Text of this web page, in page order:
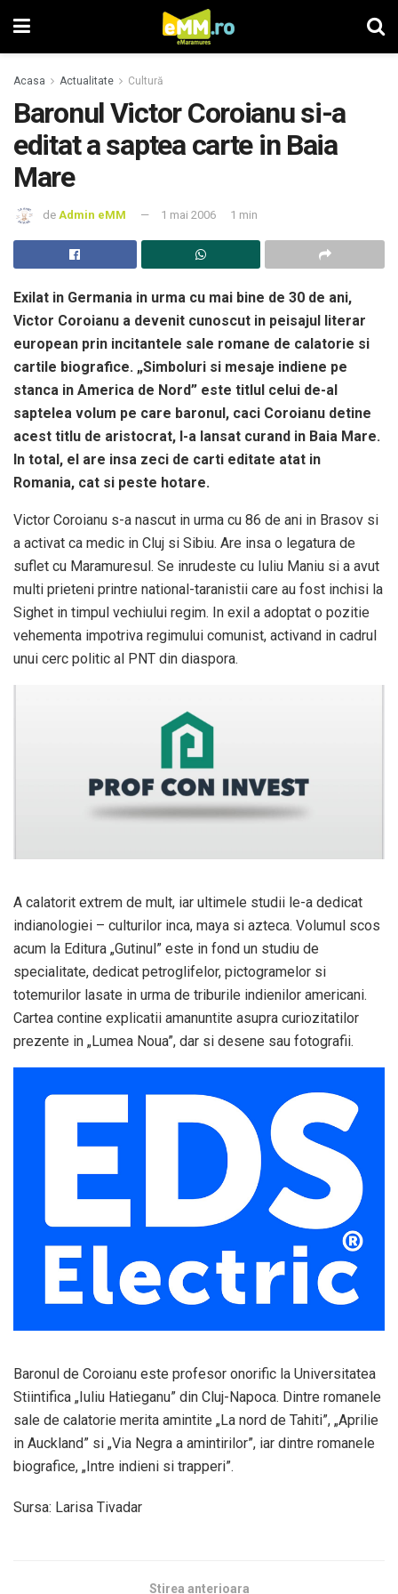
Acasa Actualitate Cultură
Baronul Victor Coroianu si-a
editat a saptea carte in Baia
Mare
de Admin eMM 1 mai 2006 1 min
Exilat in Germania in urma cu mai bine de 30 de ani,
Victor Coroianu a devenit cunoscut in peisajul literar
european prin incitantele sale romane de calatorie si
cartile biografice. „Simboluri si mesaje indiene pe
stanca in America de Nord” este titlul celui de-al
saptelea volum pe care baronul, caci Coroianu detine
acest titlu de aristocrat, l-a lansat curand in Baia Mare.
In total, el are insa zeci de carti editate atat in
Romania, cat si peste hotare.
Victor Coroianu s-a nascut in urma cu 86 de ani in Brasov si
a activat ca medic in Cluj si Sibiu. Are insa o legatura de
suflet cu Maramuresul. Se inrudeste cu Iuliu Maniu si a avut
multi prieteni printre national-taranistii care au fost inchisi la
Sighet in timpul vechiului regim. In exil a adoptat o pozitie
vehementa impotriva regimului comunist, activand in cadrul
unui cerc politic al PNT din diaspora.
A calatorit extrem de mult, iar ultimele studii le-a dedicat
indianologiei – culturilor inca, maya si azteca. Volumul scos
acum la Editura „Gutinul” este in fond un studiu de
specialitate, dedicat petroglifelor, pictogramelor si
totemurilor lasate in urma de triburile indienilor americani.
Cartea contine explicatii amanuntite asupra curiozitatilor
prezente in „Lumea Noua”, dar si desene sau fotografii.
Baronul de Coroianu este profesor onorific la Universitatea
Stiintifica „Iuliu Hatieganu” din Cluj-Napoca. Dintre romanele
sale de calatorie merita amintite „La nord de Tahiti”, „Aprilie
in Auckland” si „Via Negra a amintirilor”, iar dintre romanele
biografice, „Intre indieni si trapperi”.
Sursa: Larisa Tivadar
Stirea anterioara